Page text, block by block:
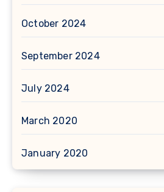
October 2024
September 2024
July 2024
March 2020
January 2020